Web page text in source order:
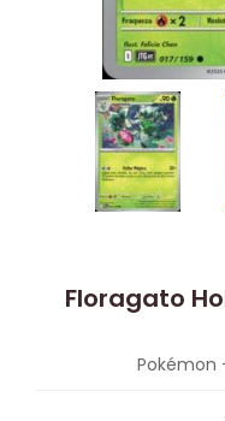
Floragato
Pokémon